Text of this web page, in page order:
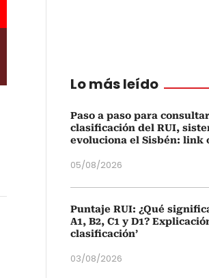
Lo más leído
Paso a paso para
clasificación del RUI,
evoluciona el Sisbén: link
05/08/2026
Puntaje RUI: ¿Qué
A1, B2, C1 y D1?
clasificación’
03/08/2026